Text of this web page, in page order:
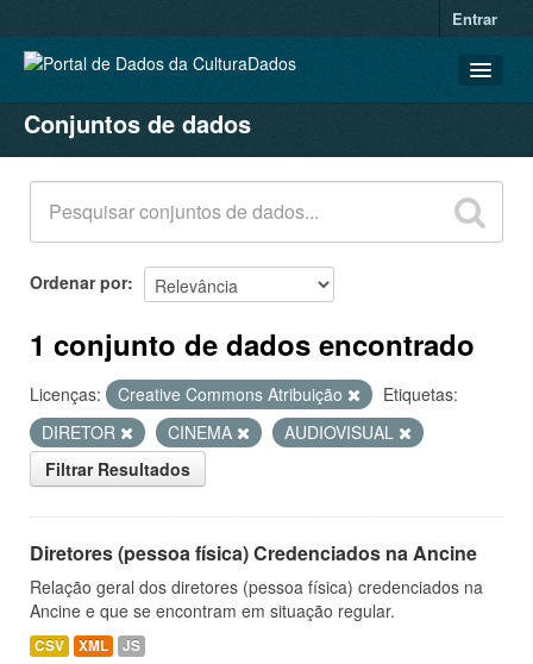
Entrar
CONJUNTOS DE DADOS
ORGANIZAÇÕES
GRUPOS
SOBRE
Conjuntos de dados
Ordenar por
1 conjunto de dados encontrado
Licenças: Creative Commons Atribuição
Etiquetas:
DIRETOR
CINEMA
AUDIOVISUAL
Filtrar Resultados
Diretores (pessoa física) Credenciados na Ancine
Relação geral dos diretores (pessoa física) credenciados na
Ancine e que se encontram em situação regular.
CSV XML JS